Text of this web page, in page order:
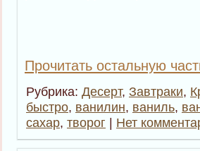
Прочитать остальную
Рубрика: Десерт, Завтраки,
быстро, ванилин, ваниль,
сахар, творог | Нет